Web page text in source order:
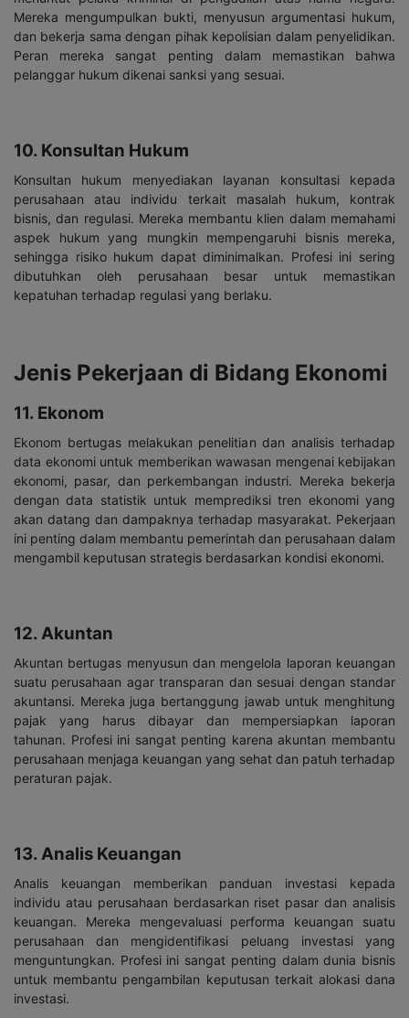
Mereka mengumpulkan bukti, menyusun argumentasi hukum,
dan bekerja sama dengan pihak kepolisian dalam penyelidikan.
Peran mereka sangat penting dalam memastikan bahwa
pelanggar hukum dikenai sanksi yang sesuai.
10. Konsultan Hukum
Konsultan hukum menyediakan layanan konsultasi kepada
perusahaan atau individu terkait masalah hukum, kontrak
bisnis, dan regulasi. Mereka membantu klien dalam memahami
aspek hukum yang mungkin mempengaruhi bisnis mereka,
sehingga risiko hukum dapat diminimalkan. Profesi ini sering
dibutuhkan oleh perusahaan besar untuk memastikan
kepatuhan terhadap regulasi yang berlaku.
Jenis Pekerjaan di Bidang Ekonomi
11. Ekonom
Ekonom bertugas melakukan penelitian dan analisis terhadap
data ekonomi untuk memberikan wawasan mengenai kebijakan
ekonomi, pasar, dan perkembangan industri. Mereka bekerja
dengan data statistik untuk memprediksi tren ekonomi yang
akan datang dan dampaknya terhadap masyarakat. Pekerjaan
ini penting dalam membantu pemerintah dan perusahaan dalam
mengambil keputusan strategis berdasarkan kondisi ekonomi.
12. Akuntan
Akuntan bertugas menyusun dan mengelola laporan keuangan
suatu perusahaan agar transparan dan sesuai dengan standar
akuntansi. Mereka juga bertanggung jawab untuk menghitung
pajak yang harus dibayar dan mempersiapkan laporan
tahunan. Profesi ini sangat penting karena akuntan membantu
perusahaan menjaga keuangan yang sehat dan patuh terhadap
peraturan pajak.
13. Analis Keuangan
Analis keuangan memberikan panduan investasi kepada
individu atau perusahaan berdasarkan riset pasar dan analisis
keuangan. Mereka mengevaluasi performa keuangan suatu
perusahaan dan mengidentifikasi peluang investasi yang
menguntungkan. Profesi ini sangat penting dalam dunia bisnis
untuk membantu pengambilan keputusan terkait alokasi dana
investasi.